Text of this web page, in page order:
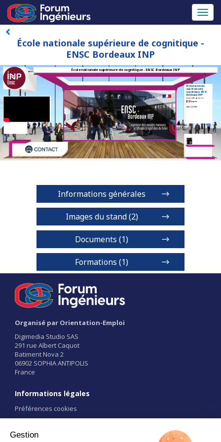
École nationale supérieure de cognitique -
ENSC Bordeaux INP
École nationale supérieure de cognitique - ENSC Bordeaux INP
École nationale
supérieure de
cognitique - ENSC
Bordeaux INP
Ecole d'Ingénieurs
France
INDUSTRIE
Informations générales
Images du stand (2)
1 / 2
Documents (1)
Plaquette ensc
Formations (1)
Formation d'ingénieur Bac + 5 -
bac général
Niveaux de diplôme
BAC+5
Organisé par Orientation-Emploi
Digimedia Studio SAS
291 rue Albert Caquot
Batiment Nova 2
06902 SOPHIA ANTIPOLIS
France
Informations légales
Préférences cookies
CGU